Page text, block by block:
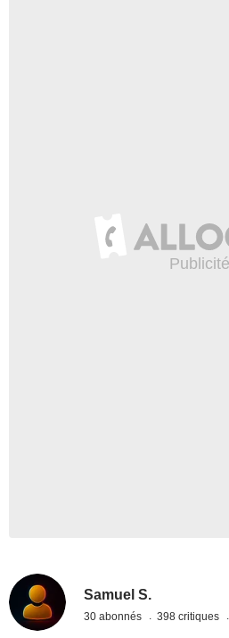
Samuel S.
30 abonnés 398 critiques